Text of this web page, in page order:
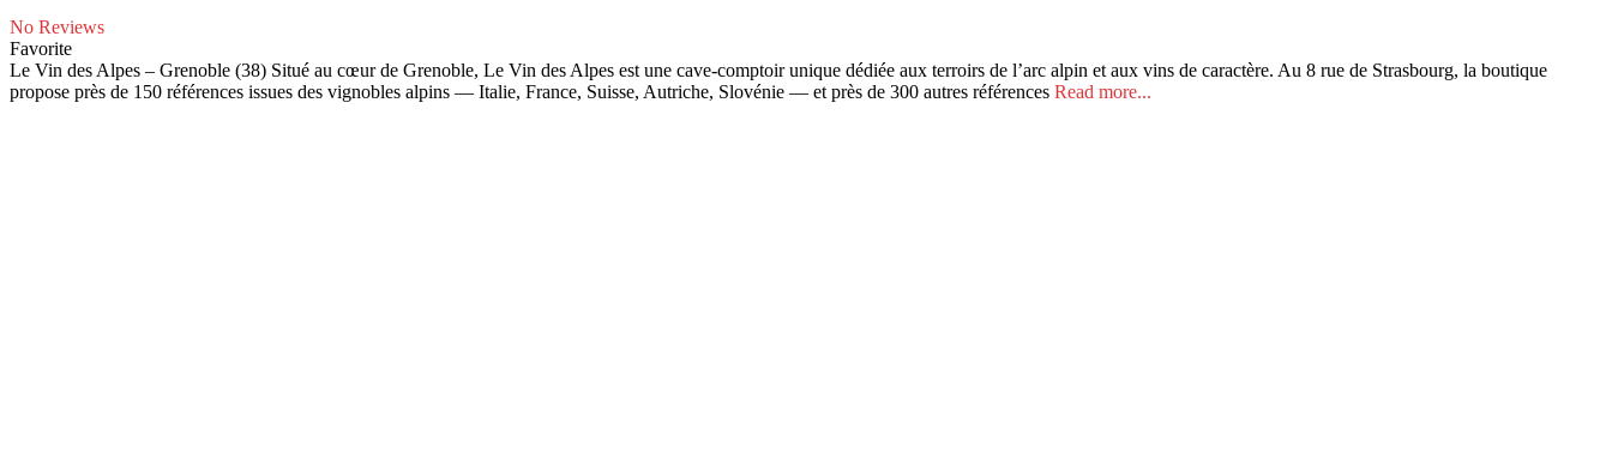
No Reviews
Favorite
Le Vin des Alpes – Grenoble (38) Situé au cœur de Grenoble, Le Vin des Alpes est une cave-comptoir unique dédiée aux terroirs de l’arc alpin et aux vins de caractère. Au 8 rue de Strasbourg, la boutique
propose près de 150 références issues des vignobles alpins — Italie, France, Suisse, Autriche, Slovénie — et près de 300 autres références Read more...